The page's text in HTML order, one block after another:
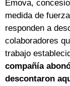
Emova,
medida de
responden a
colaboradores
trabajo
compañía
descontaron